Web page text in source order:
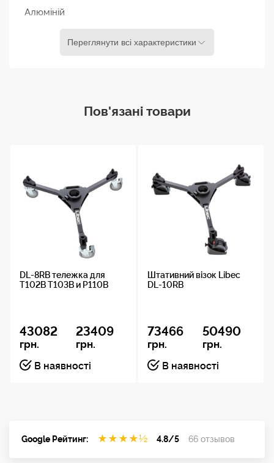
Алюміній
Переглянути всі характеристики
Пов'язані товари
DL-8RB тележка для
T102B T103B и P110B
43082
грн.
23409
грн.
В наявності
Штативний візок Libec
DL-10RB
73466
грн.
50490
грн.
В наявності
Google Рейтинг: ★ ★ ★ ★½ 4.8/5 66 отзывов